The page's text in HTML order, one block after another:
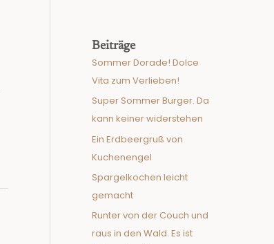
Beiträge
Sommer Dorade! Dolce
Vita zum Verlieben!
Super Sommer Burger. Da
kann keiner widerstehen
Ein Erdbeergruß von
Kuchenengel
Spargelkochen leicht
gemacht
Runter von der Couch und
raus in den Wald. Es ist